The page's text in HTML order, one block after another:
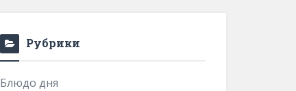
Рубрики
Блюдо дня